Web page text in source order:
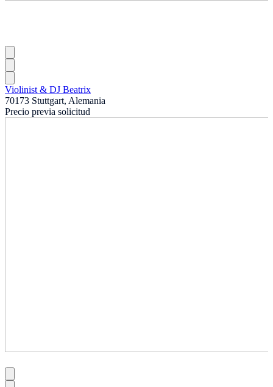
Violinist & DJ Beatrix
70173 Stuttgart, Alemania
Precio previa solicitud